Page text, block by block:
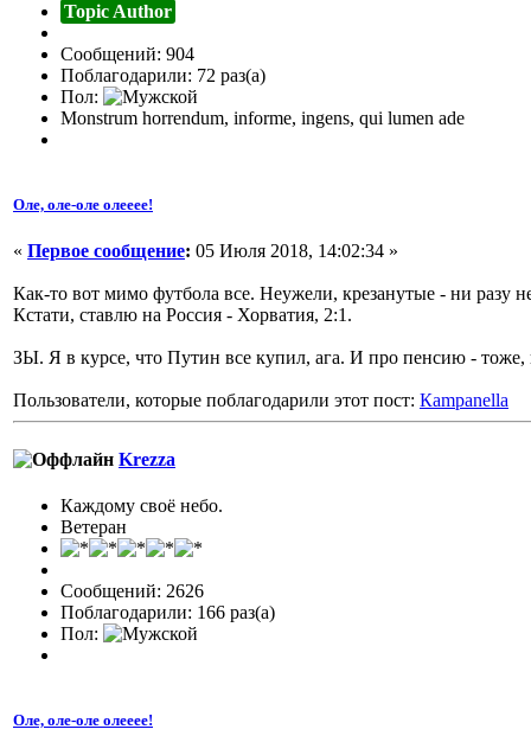
Topic Author
Сообщений: 904
Поблагодарили: 72 раз(а)
Пол:
Monstrum horrendum, informe, ingens, qui lumen ade
Оле, оле-оле олееее!
« Первое сообщение: 05 Июля 2018, 14:02:34 »
Как-то вот мимо футбола все. Неужели, крезанутые - ни разу
Кстати, ставлю на Россия - Хорватия, 2:1.
ЗЫ. Я в курсе, что Путин все купил, ага. И про пенсию - тоже,
Пользователи, которые поблагодарили этот пост: Кampanella
Krezza
Каждому своё небо.
Ветеран
Сообщений: 2626
Поблагодарили: 166 раз(а)
Пол:
Оле, оле-оле олееее!